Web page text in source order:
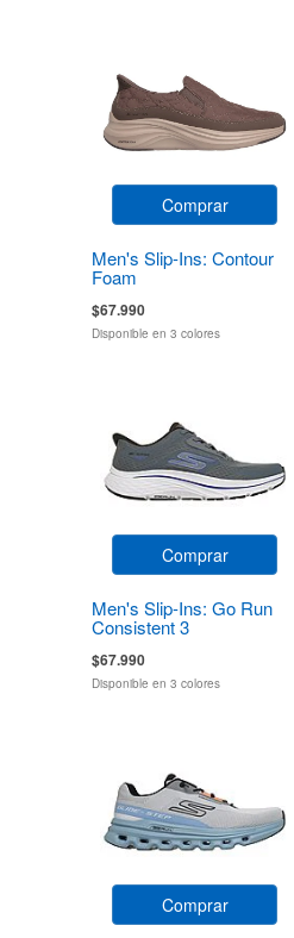
Comprar
Men's Slip-Ins: Contour
Foam
$67.990
Disponible en 3 colores
Comprar
Men's Slip-Ins: Go Run
Consistent 3
$67.990
Disponible en 3 colores
Comprar